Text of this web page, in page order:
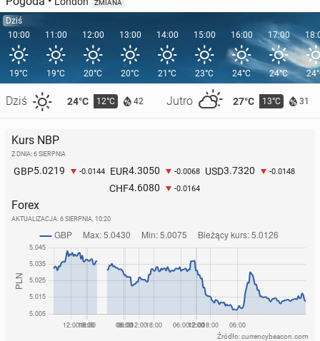
ZMIANA
Dziś
10:00
19°C
Dziś 24°C 12°C 42 Jutro 27°C 13°C 31
11:00
19°C
12:00
20°C
13:00
20°C
14:00
21°C
15:00
23°C
16:00
24°C
17:00
24°C
Kurs NBP
Z DNIA: 6 SIERPNIA
GBP5.0219 -0.0144 EUR4.3050 -0.0068 USD3.7320 -0.0148
CHF4.6080 -0.0164
Forex
AKTUALIZACJA: 6 SIERPNIA, 10:20
Źródło: currencybeacon.com